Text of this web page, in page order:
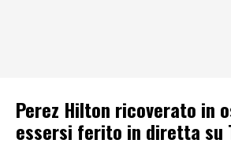
Perez Hilton ricoverato in
essersi ferito in diretta su